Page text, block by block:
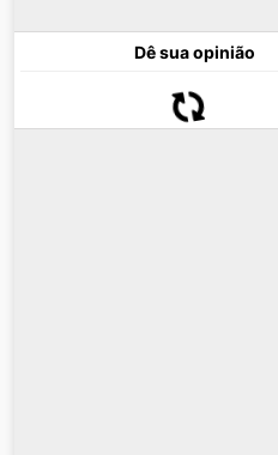
Dê sua opinião